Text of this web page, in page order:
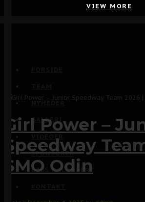
GALLERI
VIDEOER
SPONSORER
LØBS KALENDER
VIEW MORE
Girl Power –
Speedway
SMO Odin